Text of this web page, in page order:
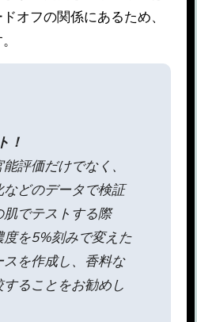
オフの関係にあるため、
！
評価だけでなく、
どのデータで検証
でテストする際
を5%刻みで変えた
を作成し、香料な
ることをお勧めし